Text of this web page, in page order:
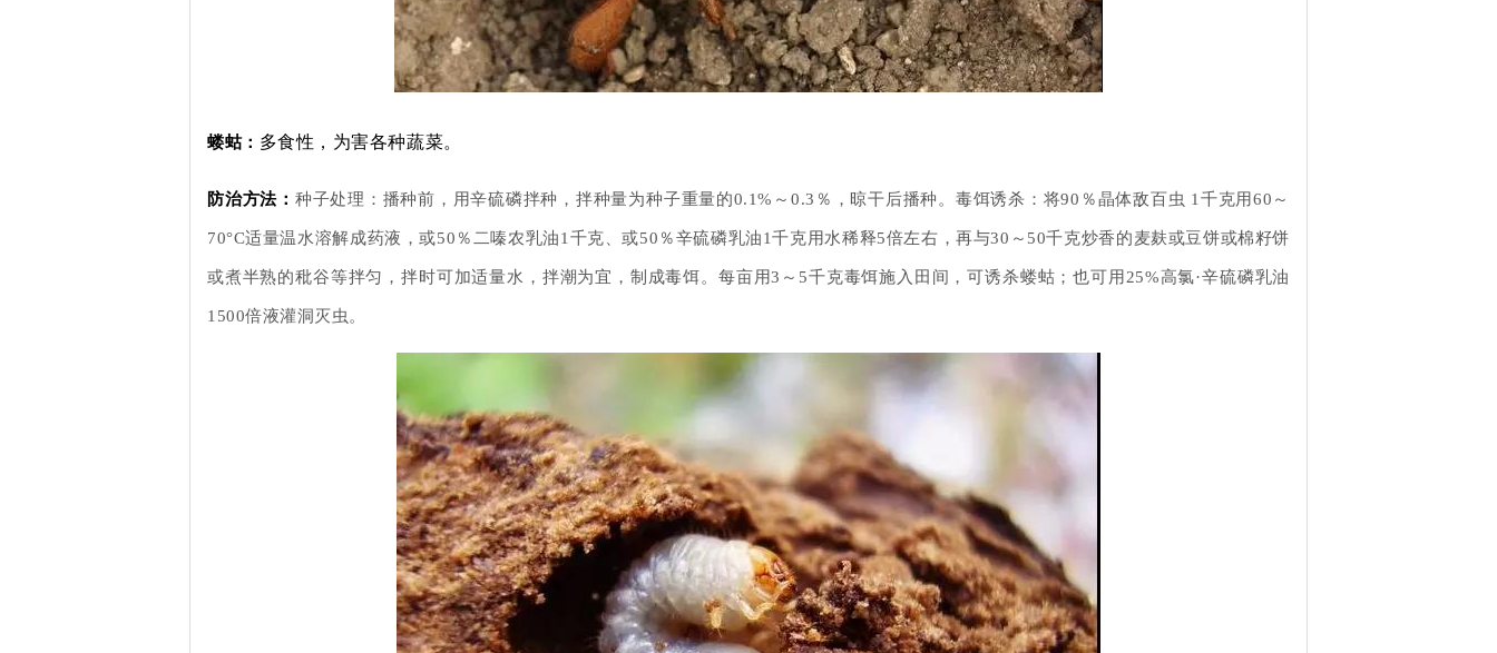
蝼蛄： 多食性，为害各种蔬菜。
防治方法： 种子处理：播种前，用辛硫磷拌种，拌种量为种子重量的0.1%～0.3％，晾干后播种。毒饵诱杀：将90％晶体敌百虫 1千克用60～
70°C适量温水溶解成药液，或50％二嗪农乳油1千克、或50％辛硫磷乳油1千克用水稀释5倍左右，再与30～50千克炒香的麦麸或豆饼或棉籽饼
或煮半熟的秕谷等拌匀，拌时可加适量水，拌潮为宜，制成毒饵。每亩用3～5千克毒饵施入田间，可诱杀蝼蛄；也可用25%高氯·辛硫磷乳油
1500倍液灌洞灭虫。